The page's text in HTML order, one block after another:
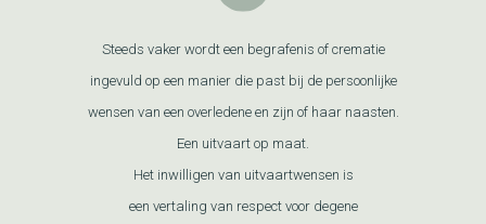
Steeds vaker wordt een begrafenis of crematie
ingevuld op een manier die past bij de persoonlijke
wensen van een overledene en zijn of haar naasten.
Een uitvaart op maat.
Het inwilligen van uitvaartwensen is
een vertaling van respect voor degene